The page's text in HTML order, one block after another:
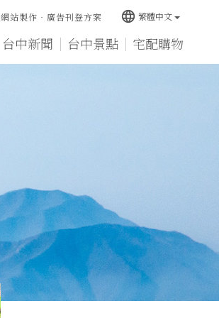
台中新聞 台中景點 宅配購物
網站製作‧廣告刊登方案 language 繁體中文